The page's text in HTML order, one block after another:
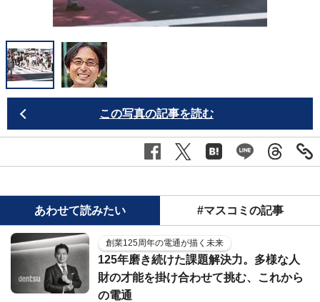
この写真の記事を読む
あわせて読みたい #マスコミの記事
創業125周年の電通が描く未来
125年磨き続けた課題解決力。多様な人
財の才能を掛け合わせて挑む、これから
の電通